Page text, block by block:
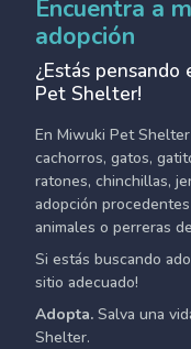
Encuentra a
adopción
¿Estás pensando
Pet Shelter!
En Miwuki Pet
cachorros, gatos,
ratones, chinchillas,
adopción
animales o perreras
Si estás buscando
sitio adecuado!
Adopta. Salva una
Shelter.